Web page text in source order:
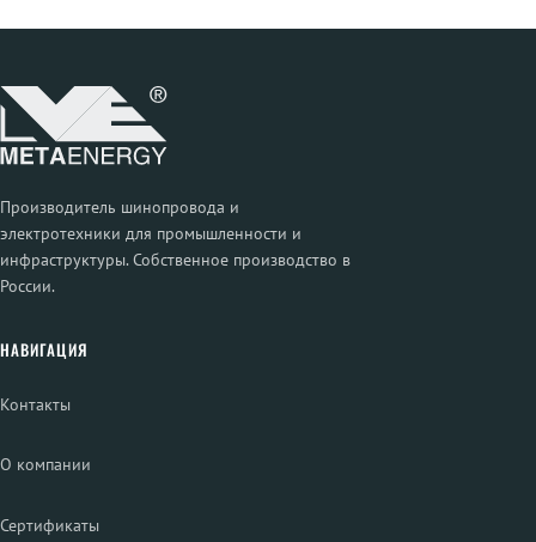
Производитель шинопровода и
электротехники для промышленности и
инфраструктуры. Собственное производство в
России.
НАВИГАЦИЯ
Контакты
О компании
Сертификаты